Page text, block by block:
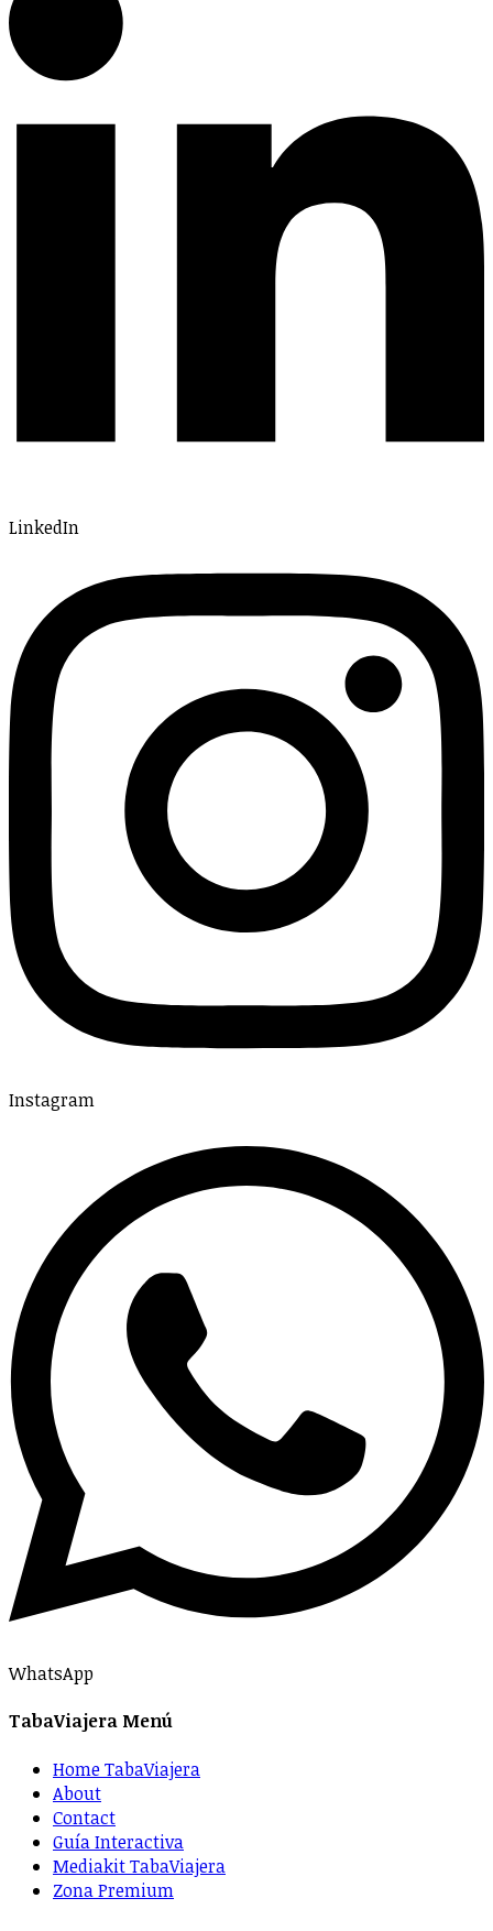
LinkedIn
Instagram
WhatsApp
TabaViajera Menú
Home TabaViajera
About
Contact
Guía Interactiva
Mediakit TabaViajera
Zona Premium